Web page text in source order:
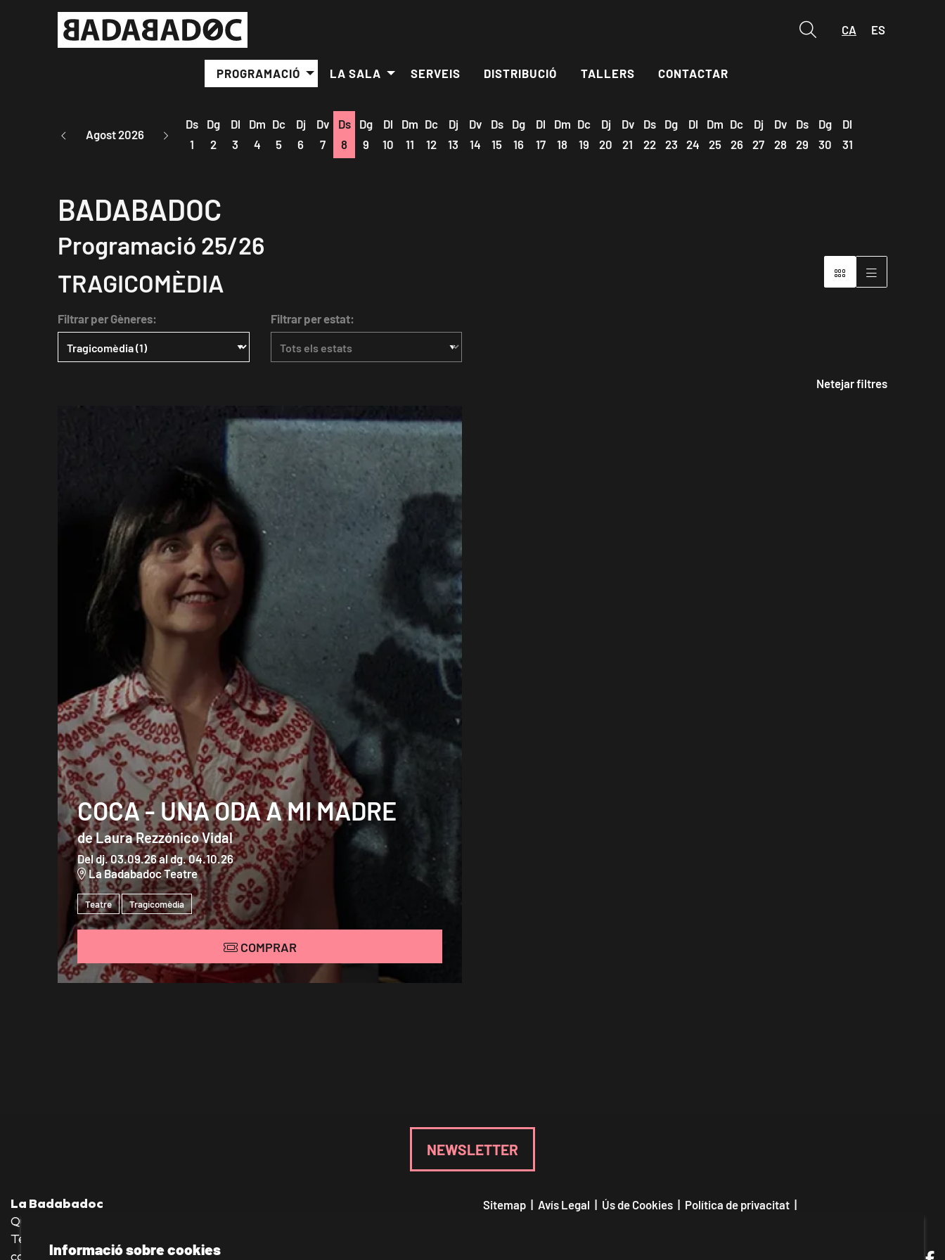
CA ES
PROGRAMACIÓ LA SALA SERVEIS DISTRIBUCIÓ TALLERS CONTACTAR
Agost 2026
Ds
1
Dg
2
Dl
3
Dm
4
Dc
5
Dj
6
Dv
7
Ds
8
Dg
9
Dl
10
Dm
11
Dc
12
Dj
13
Dv
14
Ds
15
Dg
16
Dl
17
Dm
18
Dc
19
Dj
20
Dv
21
Ds
22
Dg
23
Dl
24
Dm
25
Dc
26
Dj
27
Dv
28
Ds
29
Dg
30
Dl
31
BADABADOC
Programació 25/26
TRAGICOMÈDIA
Filtrar per Gèneres: Filtrar per estat:
Netejar filtres
COMPRAR
COCA - UNA ODA A MI MADRE
de Laura Rezzónico Vidal
Del dj. 03.09.26al dg. 04.10.26
La Badabadoc Teatre
Teatre Tragicomèdia
NEWSLETTER
La Badabadoc
Quevedo, 36 bajos—08012 Barcelona
Tel.: 930 245 140—636 176 039
contacto@labadabadoc-teatro.com
Sitemap | Avís Legal | Ús de Cookies | Política de privacitat |
Informació sobre cookies